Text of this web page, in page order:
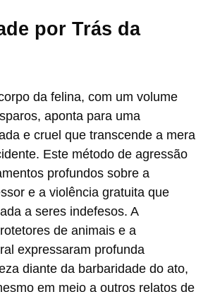
por Trás da
da felina, com um volume
aponta para uma
e cruel que transcende a mera
Este método de agressão
profundos sobre a
e a violência gratuita que
a seres indefesos. A
de animais e a
expressaram profunda
diante da barbaridade do ato,
em meio a outros relatos de